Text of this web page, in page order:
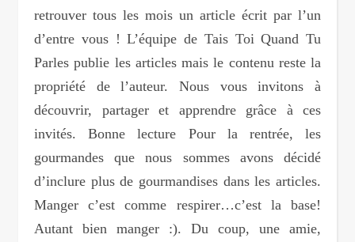
retrouver tous les mois un article écrit par l’un
d’entre vous ! L’équipe de Tais Toi Quand Tu
Parles publie les articles mais le contenu reste la
propriété de l’auteur. Nous vous invitons à
découvrir, partager et apprendre grâce à ces
invités. Bonne lecture Pour la rentrée, les
gourmandes que nous sommes avons décidé
d’inclure plus de gourmandises dans les articles.
Manger c’est comme respirer…c’est la base!
Autant bien manger :). Du coup, une amie,